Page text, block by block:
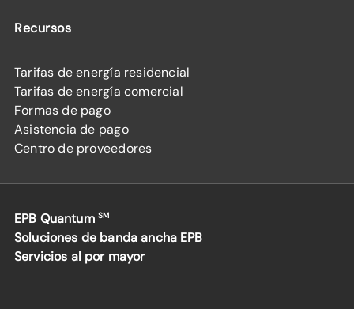
Recursos
Tarifas de energía residencial
Tarifas de energía comercial
Formas de pago
Asistencia de pago
Centro de proveedores
EPB Quantum SM
Soluciones de banda ancha EPB
Servicios al por mayor